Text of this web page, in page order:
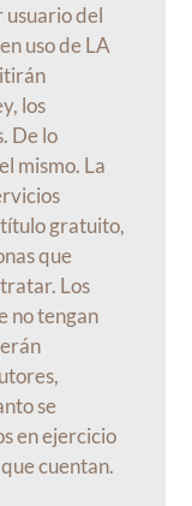
usuario del
uso de LA
los
De lo
mismo. La
título gratuito,
que
Los
no tengan
se
en ejercicio
cuentan.